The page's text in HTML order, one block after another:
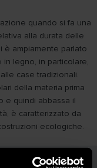
quando si fa una
alla durata delle
è ampiamente parlato
legno, in particolare,
case tradizionali.
della materia prima
e quindi abbassa il
è caratterizzato da
ecologiche.